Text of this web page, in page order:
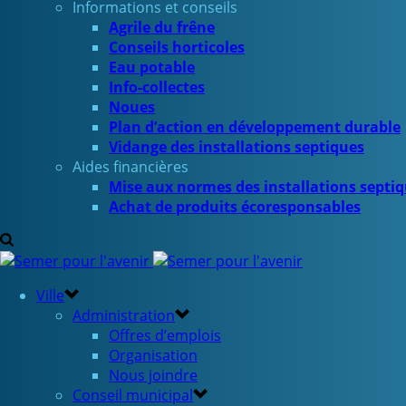
Informations et conseils
Agrile du frêne
Conseils horticoles
Eau potable
Info-collectes
Noues
Plan d’action en développement durable
Vidange des installations septiques
Aides financières
Mise aux normes des installations
Achat de produits écoresponsables
Ville
Administration
Offres d’emplois
Organisation
Nous joindre
Conseil municipal